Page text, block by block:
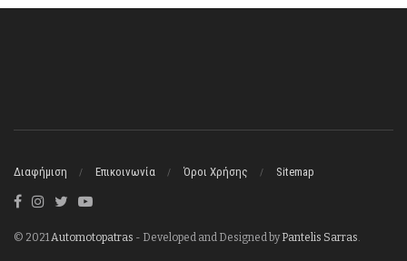
Διαφήμιση Επικοινωνία Όροι Χρήσης Sitemap
© 2021 Automotopatras - Developed and Designed byPantelis Sarras